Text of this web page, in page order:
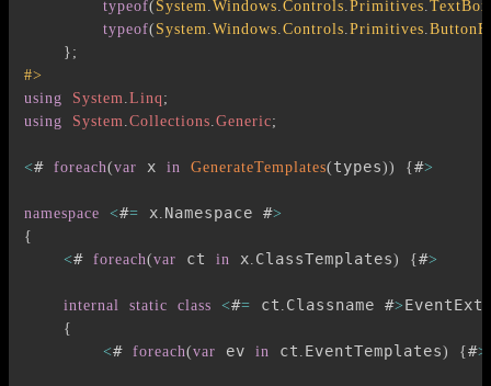
typeof( System Windows Controls Primitives
typeof( System Windows Controls Primitives
} ;
#>
using
System Linq ;
using
System Collections Generic;
<# foreach(var x in GenerateTemplates( types)) {#>
namespace <#= x Namespace #>
{
<# foreach(var ct in x ClassTemplates) {#>
internal static class <#= ct Classname #>
{
<# foreach(var ev in ct EventTemplates) {#>